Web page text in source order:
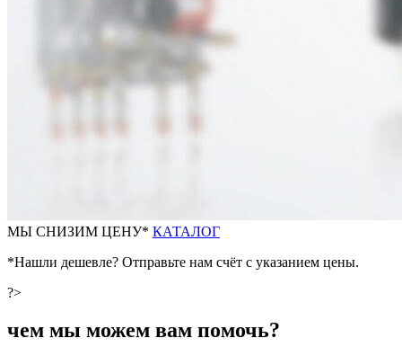
МЫ СНИЗИМ ЦЕНУ* КАТАЛОГ
*Нашли дешевле? Отправьте нам счёт с указанием цены.
?>
чем мы можем вам помочь?